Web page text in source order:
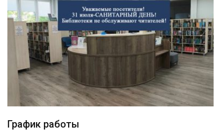
График работы